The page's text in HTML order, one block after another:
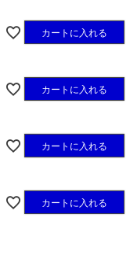
カートに入れる
カートに入れる
カートに入れる
カートに入れる